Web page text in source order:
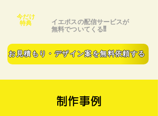
イエポスの配信サービスが
無料でついてくる!!
今だけ
特典
お見積もり・デザイン案を無料依頼する
制作事例